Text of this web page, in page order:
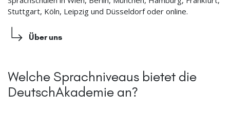
Stuttgart, Köln, Leipzig und Düsseldorf oder online.
Über uns
Welche Sprachniveaus bietet die
DeutschAkademie an?